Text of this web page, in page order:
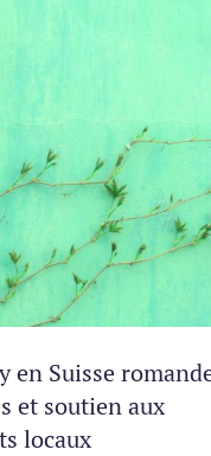
en Suisse
et soutien aux
locaux